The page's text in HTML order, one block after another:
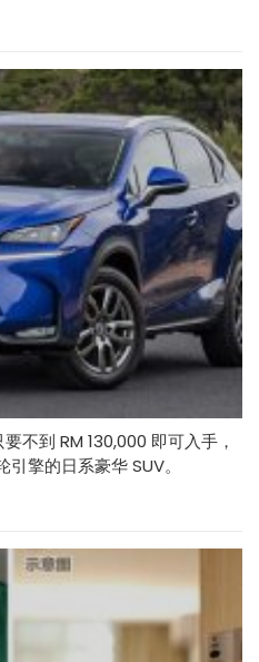
不到 RM 130,000 即可入手，
擎的日系豪华 SUV。